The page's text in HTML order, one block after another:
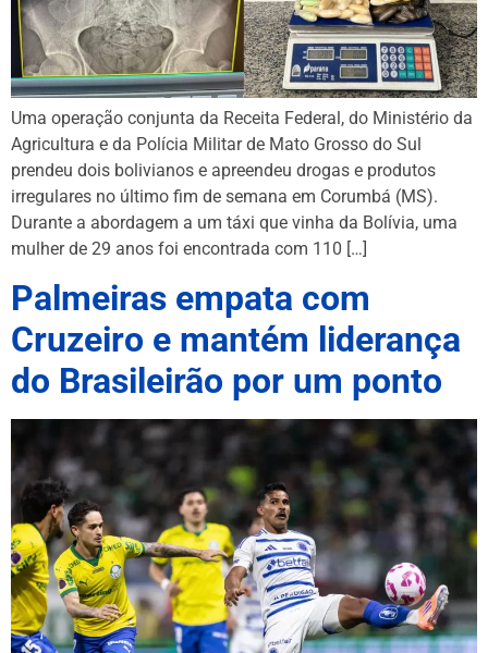
Uma operação conjunta da Receita Federal, do Ministério da
Agricultura e da Polícia Militar de Mato Grosso do Sul
prendeu dois bolivianos e apreendeu drogas e produtos
irregulares no último fim de semana em Corumbá (MS).
Durante a abordagem a um táxi que vinha da Bolívia, uma
mulher de 29 anos foi encontrada com 110 […]
Palmeiras empata com
Cruzeiro e mantém liderança
do Brasileirão por um ponto